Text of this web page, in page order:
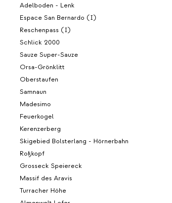
Adelboden - Lenk
Espace San Bernardo (I)
Reschenpass (I)
Schlick 2000
Sauze Super-Sauze
Orsa-Grönklitt
Oberstaufen
Samnaun
Madesimo
Feuerkogel
Kerenzerberg
Skigebied Bolsterlang - Hörnerbahn
Roßkopf
Grosseck Speiereck
Massif des Aravis
Turracher Höhe